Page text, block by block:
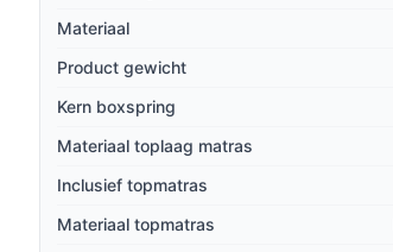
Materiaal
Product gewicht
Kern boxspring
Materiaal toplaag matras
Inclusief topmatras
Materiaal topmatras